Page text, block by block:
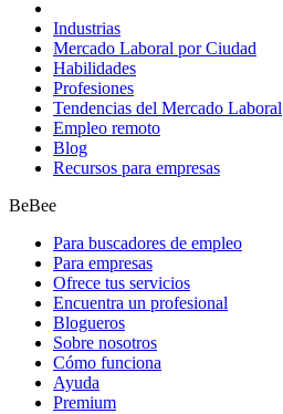
Industrias
Mercado Laboral por Ciudad
Habilidades
Profesiones
Tendencias del Mercado Laboral
Empleo remoto
Blog
Recursos para empresas
BeBee
Para buscadores de empleo
Para empresas
Ofrece tus servicios
Encuentra un profesional
Blogueros
Sobre nosotros
Cómo funciona
Ayuda
Premium